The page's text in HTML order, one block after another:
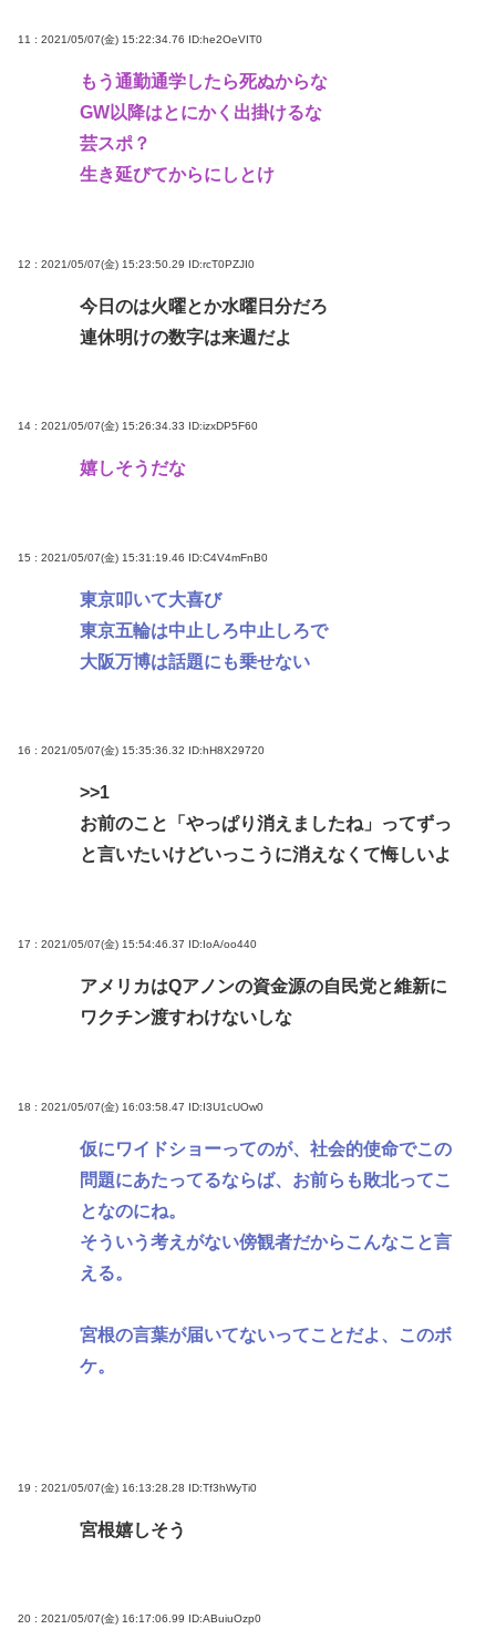
11 : 2021/05/07(金) 15:22:34.76 ID:he2OeVIT0
もう通勤通学したら死ぬからな
GW以降はとにかく出掛けるな
芸スポ？
生き延びてからにしとけ
12 : 2021/05/07(金) 15:23:50.29 ID:rcT0PZJI0
今日のは火曜とか水曜日分だろ
連休明けの数字は来週だよ
14 : 2021/05/07(金) 15:26:34.33 ID:izxDP5F60
嬉しそうだな
15 : 2021/05/07(金) 15:31:19.46 ID:C4V4mFnB0
東京叩いて大喜び
東京五輪は中止しろ中止しろで
大阪万博は話題にも乗せない
16 : 2021/05/07(金) 15:35:36.32 ID:hH8X29720
>>1
お前のこと「やっぱり消えましたね」ってずっ
と言いたいけどいっこうに消えなくて悔しいよ
17 : 2021/05/07(金) 15:54:46.37 ID:IoA/oo440
アメリカはQアノンの資金源の自民党と維新に
ワクチン渡すわけないしな
18 : 2021/05/07(金) 16:03:58.47 ID:I3U1cUOw0
仮にワイドショーってのが、社会的使命でこの
問題にあたってるならば、お前らも敗北ってこ
となのにね。
そういう考えがない傍観者だからこんなこと言
える。
宮根の言葉が届いてないってことだよ、このボ
ケ。
19 : 2021/05/07(金) 16:13:28.28 ID:Tf3hWyTi0
宮根嬉しそう
20 : 2021/05/07(金) 16:17:06.99 ID:ABuiuOzp0